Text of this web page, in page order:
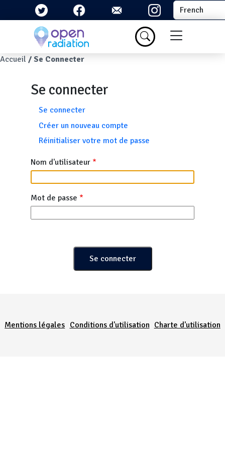
Aller au contenu principal Select your
Menu du
Fil d'Ariane
Accueil Se Connecter
Se connecter
Onglets principaux
Se connecter
Créer un nouveau compte
Réinitialiser votre mot de passe
Nom d'utilisateur
Mot de passe
Mentions légales Conditions d'utilisation Charte d'utilisation